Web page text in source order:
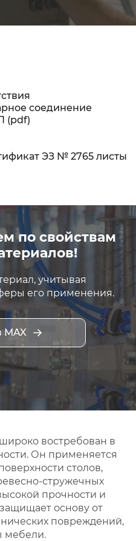
соединение
(pdf)
ЭЗ № 2765 листы
по свойствам
учитывая
его применения.
MAX
востребован в
Он применяется
столов,
стружечных
прочности и
основу от
повреждений,
мебели.